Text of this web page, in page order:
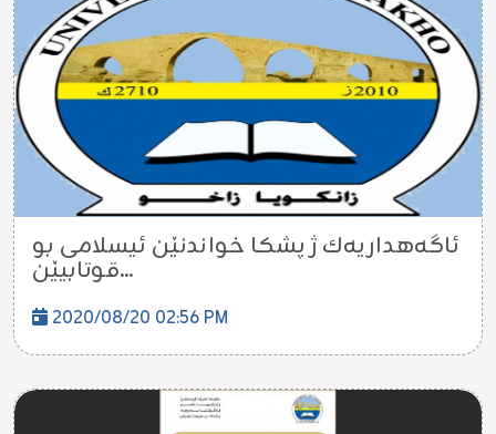
ئاگه‌هداریه‌ك ژ پشكا خواندنێن ئیسلامی بو
قوتابیێن...
2020/08/20 02:56 PM